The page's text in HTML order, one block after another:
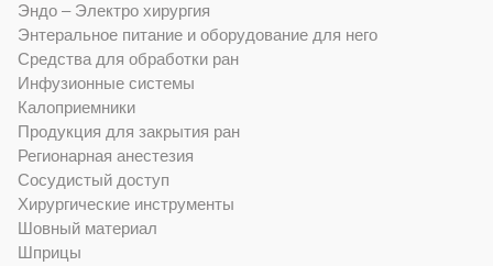
Эндо – Электро хирургия
Энтеральное питание и оборудование для него
Средства для обработки ран
Инфузионные системы
Калоприемники
Продукция для закрытия ран
Регионарная анестезия
Сосудистый доступ
Хирургические инструменты
Шовный материал
Шприцы